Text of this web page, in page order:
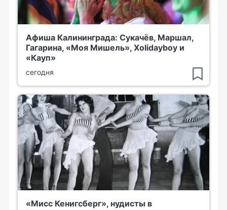
Афиша Калининграда: Сукачёв, Маршал,
Гагарина, «Моя Мишель», Xolidayboy и
«Кауп»
сегодня
«Мисс Кенигсберг», нудисты в